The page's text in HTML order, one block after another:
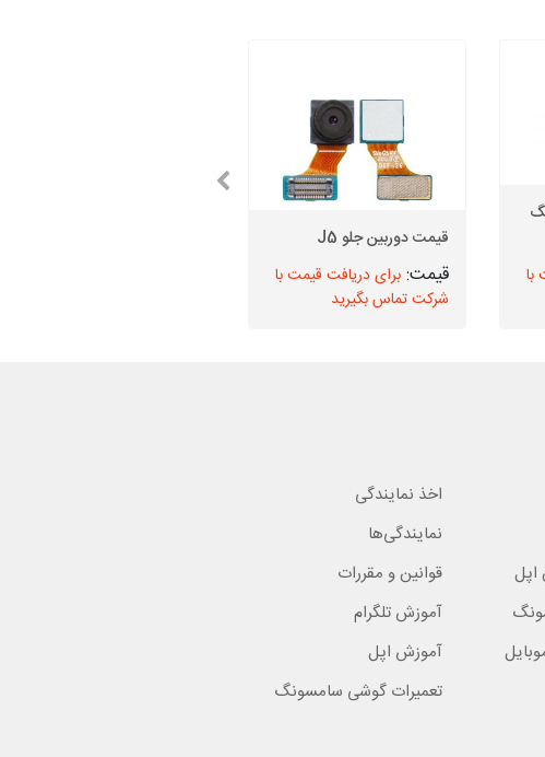
قیمت دوربین جلو J5
برای دریافت قیمت با
شرکت تماس بگیرید
اخذ نمایندگی
نمایندگی‌ها
اپل
قوانین و مقررات
آموزش تلگرام
آموزش اپل
تعمیرات گوشی سامسونگ